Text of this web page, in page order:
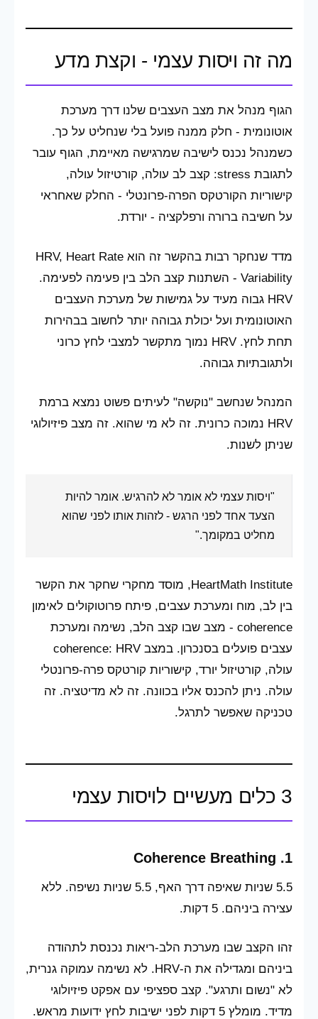
מה זה ויסות עצמי - וקצת מדע
הגוף מנהל את מצב העצבים שלנו דרך מערכת
אוטונומית - חלק ממנה פועל בלי שנחליט על כך.
כשמנהל נכנס לישיבה שמרגישה מאיימת, הגוף עובר
לתגובת stress: קצב לב עולה, קורטיזול עולה,
קישוריות הקורטקס הפרה-פרונטלי - החלק שאחראי
על חשיבה ברורה ורפלקציה - יורדת.
מדד שנחקר רבות בהקשר זה הוא HRV, Heart Rate
Variability - השתנות קצב הלב בין פעימה לפעימה.
HRV גבוה מעיד על גמישות של מערכת העצבים
האוטונומית ועל יכולת גבוהה יותר לחשוב בבהירות
תחת לחץ. HRV נמוך מתקשר למצבי לחץ כרוני
ולתגובתיות גבוהה.
המנהל שנחשב "נוקשה" לעיתים פשוט נמצא ברמת
HRV נמוכה כרונית. זה לא מי שהוא. זה מצב פיזיולוגי
שניתן לשנות.
"ויסות עצמי לא אומר לא להרגיש. אומר להיות
הצעד אחד לפני הרגש - לזהות אותו לפני שהוא
מחליט במקומך."
HeartMath Institute, מוסד מחקרי שחקר את הקשר
בין לב, מוח ומערכת עצבים, פיתח פרוטוקולים לאימון
coherence - מצב שבו קצב הלב, נשימה ומערכת
עצבים פועלים בסנכרון. במצב coherence: HRV
עולה, קורטיזול יורד, קישוריות קורטקס פרה-פרונטלי
עולה. ניתן להכנס אליו בכוונה. זה לא מדיטציה. זה
טכניקה שאפשר לתרגל.
3 כלים מעשיים לויסות עצמי
1. Coherence Breathing
5.5 שניות שאיפה דרך האף, 5.5 שניות נשיפה. ללא
עצירה ביניהם. 5 דקות.
זהו הקצב שבו מערכת הלב-ריאות נכנסת לתהודה
ביניהם ומגדילה את ה-HRV. לא נשימה עמוקה גנרית,
לא "נשום ותרגע". קצב ספציפי עם אפקט פיזיולוגי
מדיד. מומלץ 5 דקות לפני ישיבות לחץ ידועות מראש.